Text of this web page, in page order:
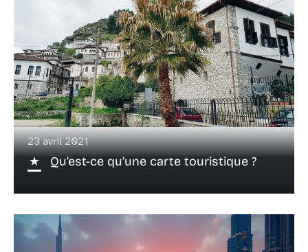
23 avril 2021
Qu’est-ce qu’une carte touristique ?